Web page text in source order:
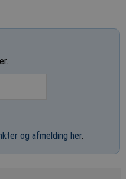
og afmelding her.